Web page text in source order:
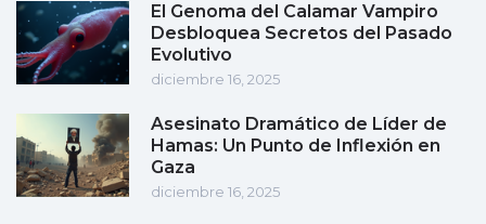
El Genoma del Calamar Vampiro
Desbloquea Secretos del Pasado
Evolutivo
diciembre 16, 2025
Asesinato Dramático de Líder de
Hamas: Un Punto de Inflexión en
Gaza
diciembre 16, 2025